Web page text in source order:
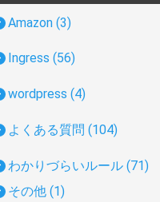
Amazon (3)
Ingress (56)
wordpress (4)
よくある質問 (104)
わかりづらいルール (71)
その他 (1)